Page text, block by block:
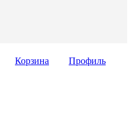
Корзина Профиль